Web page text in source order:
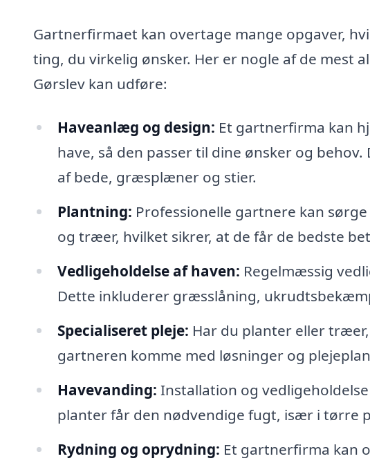
Gartnerfirmaet kan overtage mange opgaver,
ting, du virkelig ønsker. Her er nogle af de mest
Gørslev kan udføre:
Haveanlæg og design: Et gartnerfirma kan
have, så den passer til dine ønsker og
af bede, græsplæner og stier.
Plantning: Professionelle gartnere kan
og træer, hvilket sikrer, at de får de bedste
Vedligeholdelse af haven: Regelmæssig
Dette inkluderer græsslåning,
Specialiseret pleje: Har du planter eller
gartneren komme med løsninger og
Havevanding: Installation og
planter får den nødvendige fugt, især i tørre
Rydning og oprydning: Et gartnerfirma kan